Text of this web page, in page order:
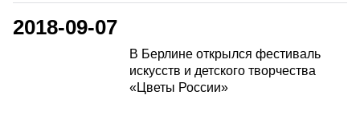
2018-09-07
В Берлине открылся фестиваль
искусств и детского творчества
«Цветы России»